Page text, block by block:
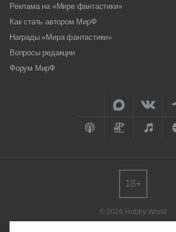
Реклама на «Мире фантастики»
Как стать автором МирФ
Награды «Мира фантастики»
Вопросы редакции
Форум МирФ
© 2026 Hobby World
18+